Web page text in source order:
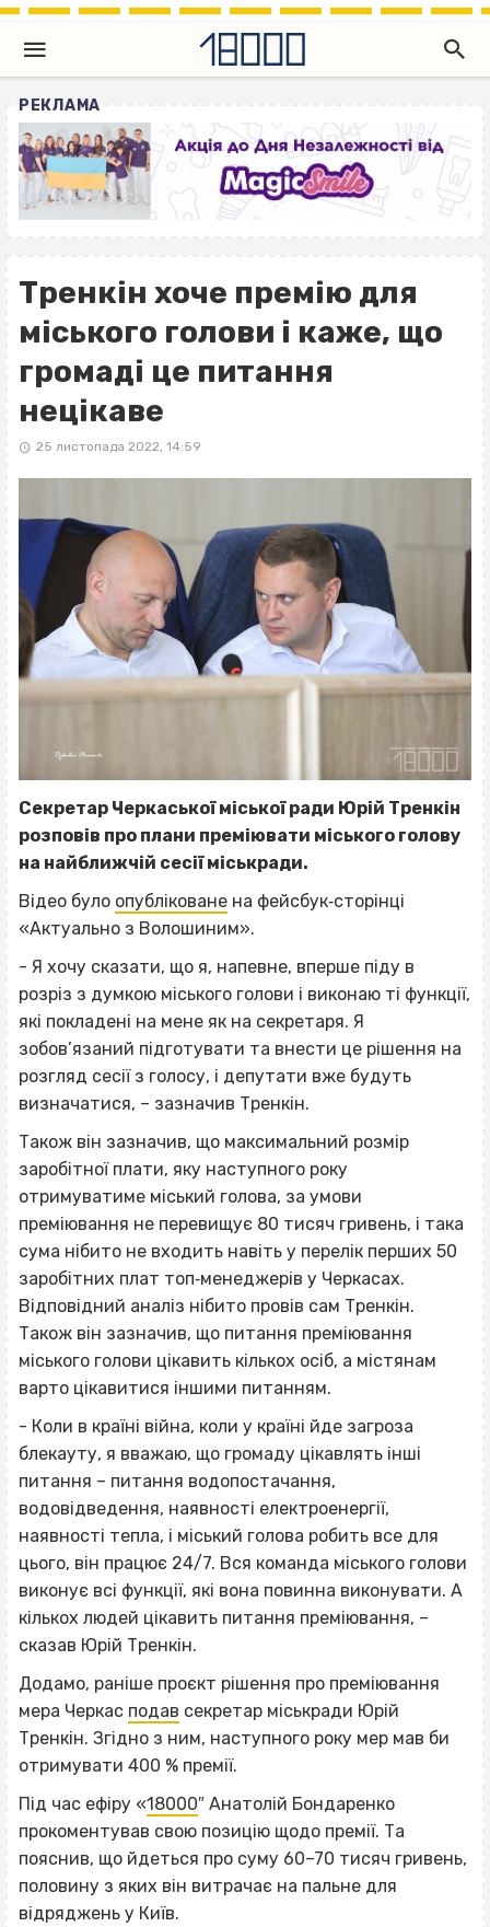
РЕКЛАМА
Тренкін хоче премію для
міського голови і каже, що
громаді це питання
нецікаве
25 листопада 2022, 14:59
Секретар Черкаської міської ради Юрій Тренкін
розповів про плани преміювати міського голову
на найближчій сесії міськради.
Відео було опубліковане на фейсбук‐сторінці
«Актуально з Волошиним».
- Я хочу сказати, що я, напевне, вперше піду в
розріз з думкою міського голови і виконаю ті функції,
які покладені на мене як на секретаря. Я
зобов’язаний підготувати та внести це рішення на
розгляд сесії з голосу, і депутати вже будуть
визначатися, – зазначив Тренкін.
Також він зазначив, що максимальний розмір
заробітної плати, яку наступного року
отримуватиме міський голова, за умови
преміювання не перевищує 80 тисяч гривень, і така
сума нібито не входить навіть у перелік перших 50
заробітних плат топ‐менеджерів у Черкасах.
Відповідний аналіз нібито провів сам Тренкін.
Також він зазначив, що питання преміювання
міського голови цікавить кількох осіб, а містянам
варто цікавитися іншими питанням.
- Коли в країні війна, коли у країні йде загроза
блекауту, я вважаю, що громаду цікавлять інші
питання – питання водопостачання,
водовідведення, наявності електроенергії,
наявності тепла, і міський голова робить все для
цього, він працює 24/7. Вся команда міського голови
виконує всі функції, які вона повинна виконувати. А
кількох людей цікавить питання преміювання, –
сказав Юрій Тренкін.
Додамо, раніше проєкт рішення про преміювання
мера Черкас подав секретар міськради Юрій
Тренкін. Згідно з ним, наступного року мер мав би
отримувати 400 % премії.
Під час ефіру «18000″ Анатолій Бондаренко
прокоментував свою позицію щодо премії. Та
пояснив, що йдеться про суму 60–70 тисяч гривень,
половину з яких він витрачає на пальне для
відряджень у Київ.